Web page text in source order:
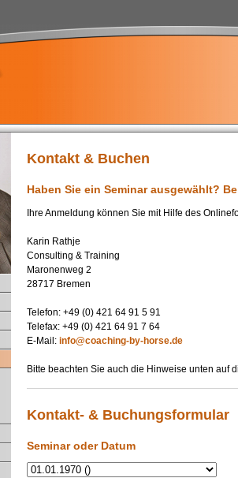
Kontakt & Buchen
Haben Sie ein Seminar ausgewählt?
Ihre Anmeldung können Sie mit Hilfe des
Karin Rathje
Consulting & Training
Maronenweg 2
28717 Bremen
Telefon: +49 (0) 421 64 91 5 91
Telefax: +49 (0) 421 64 91 7 64
E-Mail: info@coaching-by-horse.de
Bitte beachten Sie auch die Hinweise unten auf
Kontakt- & Buchungsformular
Seminar oder Datum